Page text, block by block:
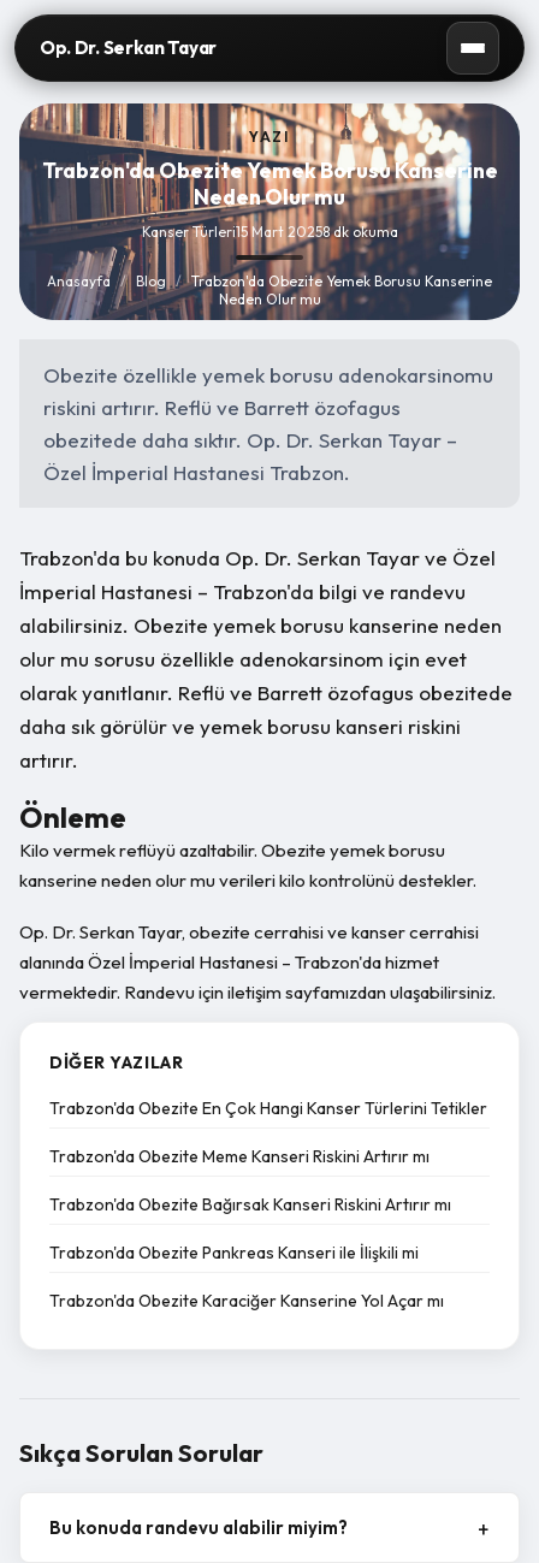
Op. Dr. Serkan Tayar
YAZI
Trabzon'da Obezite Yemek Borusu Kanserine
Neden Olur mu
Kanser Türleri15 Mart 20258 dk okuma
Anasayfa / Blog / Trabzon'da Obezite Yemek Borusu Kanserine
Neden Olur mu
DIĞER YAZILAR
Trabzon'da Obezite En Çok Hangi Kanser Türlerini Tetikler
Trabzon'da Obezite Meme Kanseri Riskini Artırır mı
Trabzon'da Obezite Bağırsak Kanseri Riskini Artırır mı
Trabzon'da Obezite Pankreas Kanseri ile İlişkili mi
Trabzon'da Obezite Karaciğer Kanserine Yol Açar mı
Obezite özellikle yemek borusu adenokarsinomu
riskini artırır. Reflü ve Barrett özofagus
obezitede daha sıktır. Op. Dr. Serkan Tayar –
Özel İmperial Hastanesi Trabzon.
Trabzon'da bu konuda Op. Dr. Serkan Tayar ve Özel
İmperial Hastanesi – Trabzon'da bilgi ve randevu
alabilirsiniz. Obezite yemek borusu kanserine neden
olur mu sorusu özellikle adenokarsinom için evet
olarak yanıtlanır. Reflü ve Barrett özofagus obezitede
daha sık görülür ve yemek borusu kanseri riskini
artırır.
Önleme
Kilo vermek reflüyü azaltabilir. Obezite yemek borusu
kanserine neden olur mu verileri kilo kontrolünü destekler.
Op. Dr. Serkan Tayar, obezite cerrahisi ve kanser cerrahisi
alanında Özel İmperial Hastanesi – Trabzon'da hizmet
vermektedir. Randevu için iletişim sayfamızdan ulaşabilirsiniz.
Sıkça Sorulan Sorular
Bu konuda randevu alabilir miyim?